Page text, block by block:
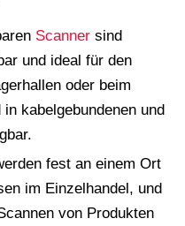
Scanner sind
und ideal für den
oder beim
kabelgebundenen und
fest an einem Ort
im Einzelhandel, und
von Produkten